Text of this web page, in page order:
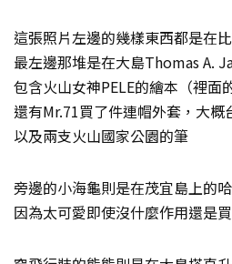
這張照片左邊的幾樣東西都是在
最左邊那堆是在大島Thomas A.
包含火山女神PELE的繪本（裡面
還有Mr.71買了件連帽外套，大概
以及兩支火山國家公園的筆
旁邊的小海龜則是在茂宜島上的
因為太可愛即使沒什麼作用還是